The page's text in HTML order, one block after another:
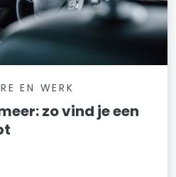
EN WERK
zo vind je een